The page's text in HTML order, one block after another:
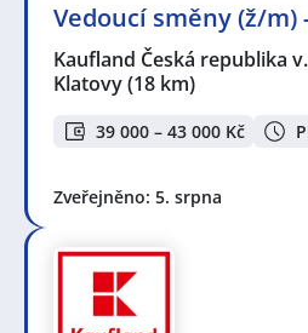
Vedoucí směny (ž/m)
Kaufland Česká republika
Klatovy(18 km)
39 000 – 43 000 Kč
Zveřejněno: 5. srpna